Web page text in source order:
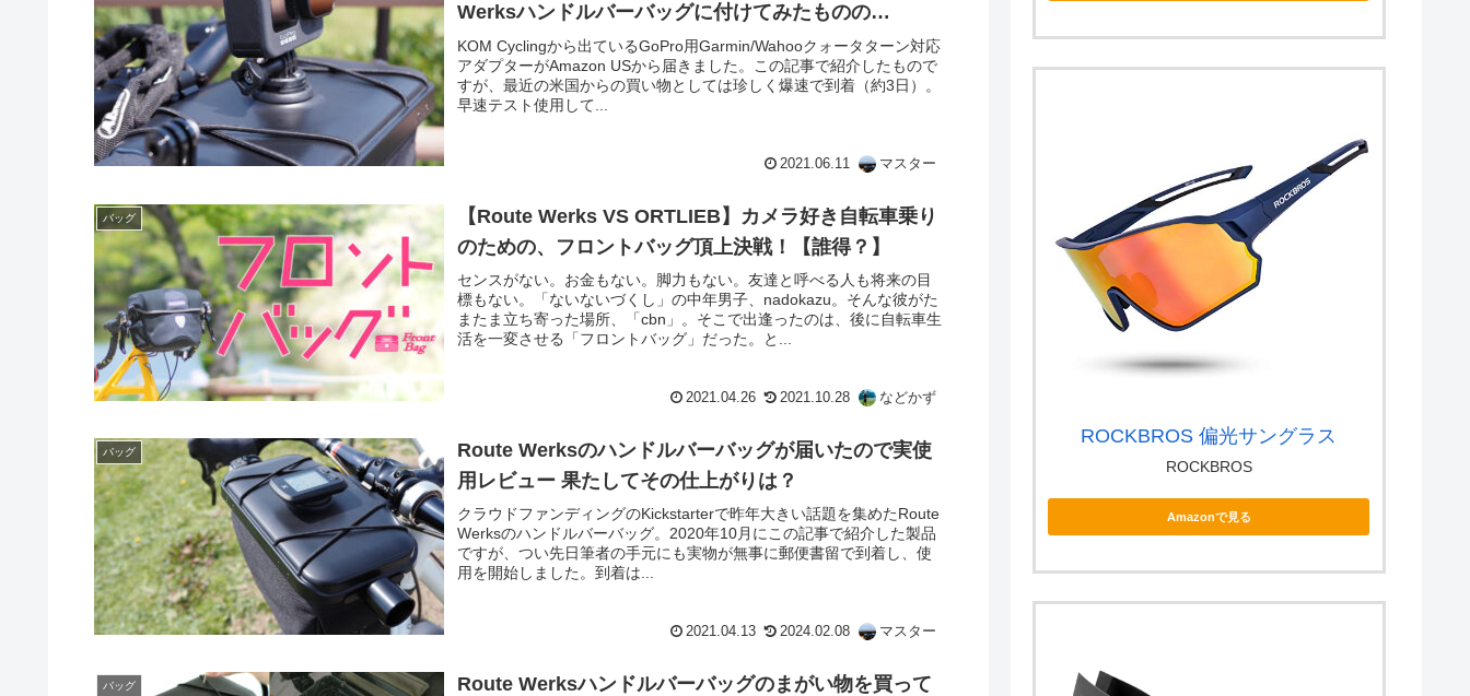
Werksハンドルバーバッグに付けてみたものの…
KOM Cyclingから出ているGoPro用Garmin/Wahooクォータターン対応
アダプターがAmazon USから届きました。この記事で紹介したもので
すが、最近の米国からの買い物としては珍しく爆速で到着（約3日）。
早速テスト使用して...
2021.06.11 マスター
バッグ
【Route Werks VS ORTLIEB】カメラ好き自転車乗り
のための、フロントバッグ頂上決戦！【誰得？】
センスがない。お金もない。脚力もない。友達と呼べる人も将来の目
標もない。「ないないづくし」の中年男子、nadokazu。そんな彼がた
またま立ち寄った場所、「cbn」。そこで出逢ったのは、後に自転車生
活を一変させる「フロントバッグ」だった。と...
2021.04.26 2021.10.28 などかず
バッグ
Route Werksのハンドルバーバッグが届いたので実使
用レビュー 果たしてその仕上がりは？
クラウドファンディングのKickstarterで昨年大きい話題を集めたRoute
Werksのハンドルバーバッグ。2020年10月にこの記事で紹介した製品
ですが、つい先日筆者の手元にも実物が無事に郵便書留で到着し、使
用を開始しました。到着は...
2021.04.13 2024.02.08 マスター
バッグ
Route Werksハンドルバーバッグのまがい物を買って
ROCKBROS 偏光サングラス
ROCKBROS
Amazonで見る